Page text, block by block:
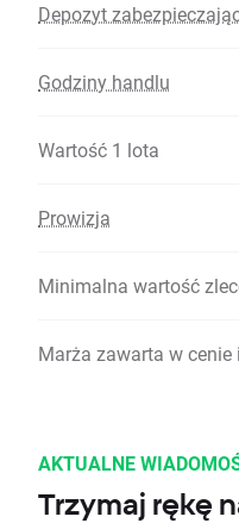
Depozyt
Godziny handlu
Wartość 1 lota
Prowizja
Minimalna wartość
Marża zawarta w cenie
AKTUALNE
Trzymaj rękę